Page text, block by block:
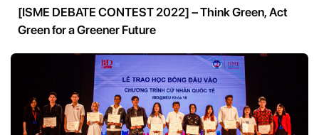
[ISME DEBATE CONTEST 2022] – Think Green, Act
Green for a Greener Future